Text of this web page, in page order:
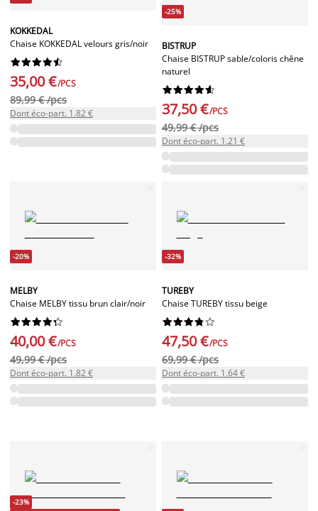
KOKKEDAL
Chaise KOKKEDAL velours gris/noir






35,00 €/PCS
89,99 € /pcs
Dont éco-part. 1.82 €
-25%
BISTRUP
Chaise BISTRUP sable/coloris chêne
naturel






37,50 €/PCS
49,99 € /pcs
Dont éco-part. 1.21 €
-20%
MELBY
Chaise MELBY tissu brun clair/noir






40,00 €/PCS
49,99 € /pcs
Dont éco-part. 1.82 €
-32%
TUREBY
Chaise TUREBY tissu beige






47,50 €/PCS
69,99 € /pcs
Dont éco-part. 1.64 €
-23%